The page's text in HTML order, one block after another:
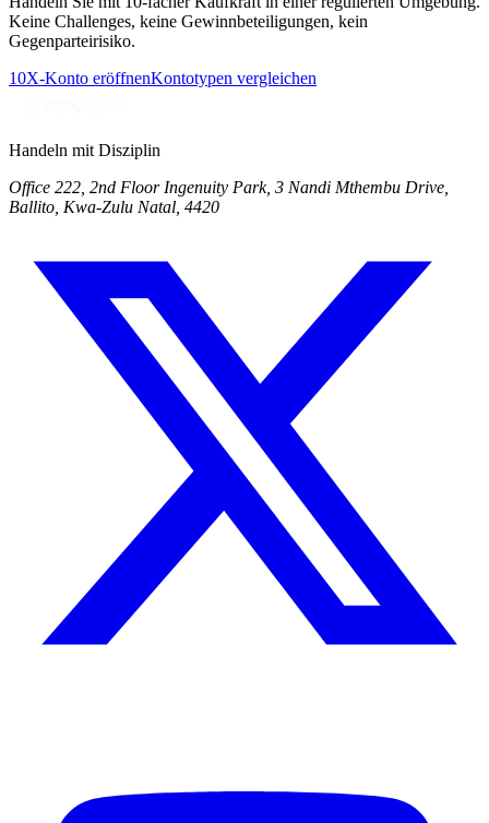
Keine Challenges, keine Gewinnbeteiligungen, kein
Gegenparteirisiko.
10X-Konto eröffnenKontotypen vergleichen
Handeln mit Disziplin
Office 222, 2nd Floor Ingenuity Park, 3 Nandi Mthembu Drive,
Ballito, Kwa-Zulu Natal, 4420